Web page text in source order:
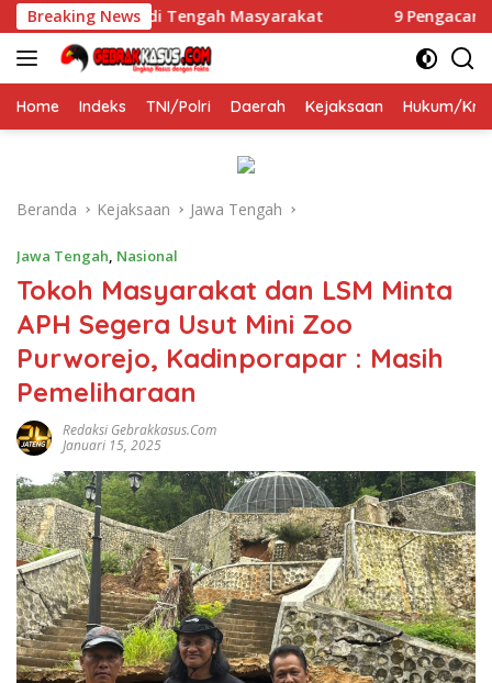
Langsung
ke
konten
Breaking News
di Tengah Masyarakat 9 Pengacara Dampingi
Home Indeks TNI/Polri Daerah Kejaksaan Hukum/
Beranda Kejaksaan Jawa Tengah
Jawa Tengah, Nasional
Tokoh Masyarakat dan LSM Minta
APH Segera Usut Mini Zoo
Purworejo, Kadinporapar : Masih
Pemeliharaan
Redaksi Gebrakkasus.com
Januari 15, 2025